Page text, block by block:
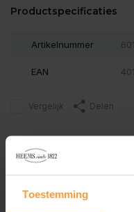
Toestemming
Productspecificaties
Artikelnummer
EAN
Vergelijk Delen
Reviews
0/ Based